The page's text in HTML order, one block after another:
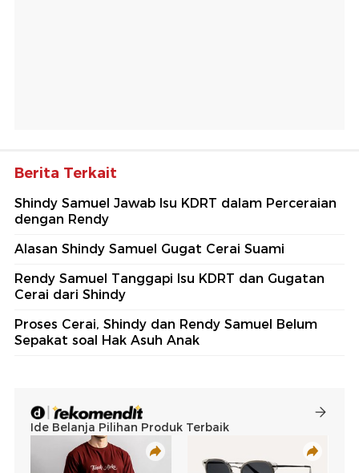
Berita Terkait
Shindy Samuel Jawab Isu KDRT dalam Perceraian
dengan Rendy
Alasan Shindy Samuel Gugat Cerai Suami
Rendy Samuel Tanggapi Isu KDRT dan Gugatan
Cerai dari Shindy
Proses Cerai, Shindy dan Rendy Samuel Belum
Sepakat soal Hak Asuh Anak